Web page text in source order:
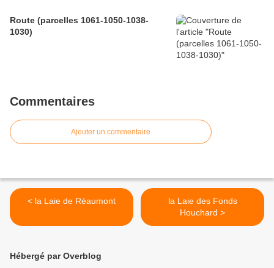
Route (parcelles 1061-1050-1038-
1030)
Commentaires
Ajouter un commentaire
< la Laie de Réaumont
la Laie des Fonds
Houchard >
Hébergé par Overblog